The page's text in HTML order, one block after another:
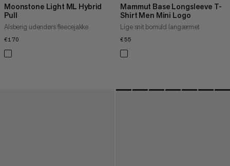
Moonstone Light ML Hybrid
Pull
Alsberig udendørs fleecejakke
€170
Mammut Base Longsleeve T-
Shirt Men Mini Logo
Lige snit bomuld langærmet
€55